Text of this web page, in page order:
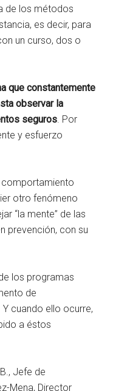
de los métodos
es decir, para
un curso, dos o
que constantemente
observar la
seguros. Por
y esfuerzo
comportamiento
otro fenómeno
“la mente” de las
prevención, con su
los programas
de
cuando ello ocurre,
a éstos
Jefe de
Mena, Director